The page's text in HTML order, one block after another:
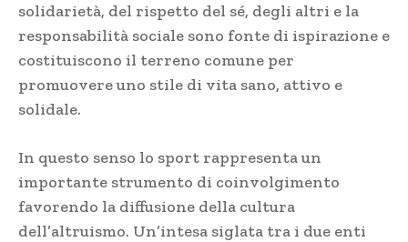
solidarietà, del rispetto del sé, degli altri e la
responsabilità sociale sono fonte di ispirazione e
costituiscono il terreno comune per
promuovere uno stile di vita sano, attivo e
solidale.
In questo senso lo sport rappresenta un
importante strumento di coinvolgimento
favorendo la diffusione della cultura
dell’altruismo. Un’intesa siglata tra i due enti